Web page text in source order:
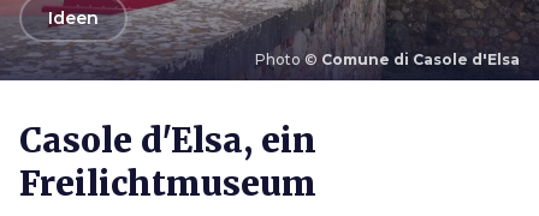
Photo © Comune di Casole d'Elsa
arrow_backIdeen
Casole d'Elsa, ein
Freilichtmuseum